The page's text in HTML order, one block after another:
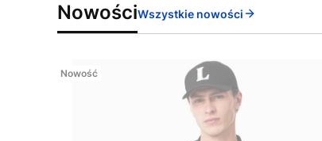
NowościWszystkie nowości
Nowość